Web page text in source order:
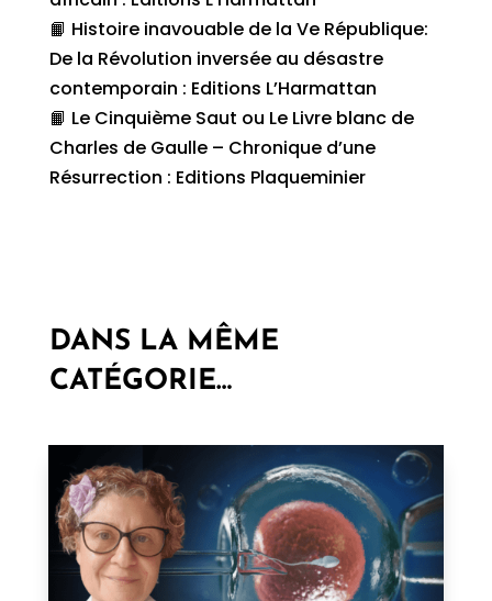
📙 Histoire inavouable de la Ve République:
De la Révolution inversée au désastre
contemporain : Editions L’Harmattan
📙 Le Cinquième Saut ou Le Livre blanc de
Charles de Gaulle – Chronique d’une
Résurrection : Editions Plaqueminier
DANS LA MÊME
CATÉGORIE…